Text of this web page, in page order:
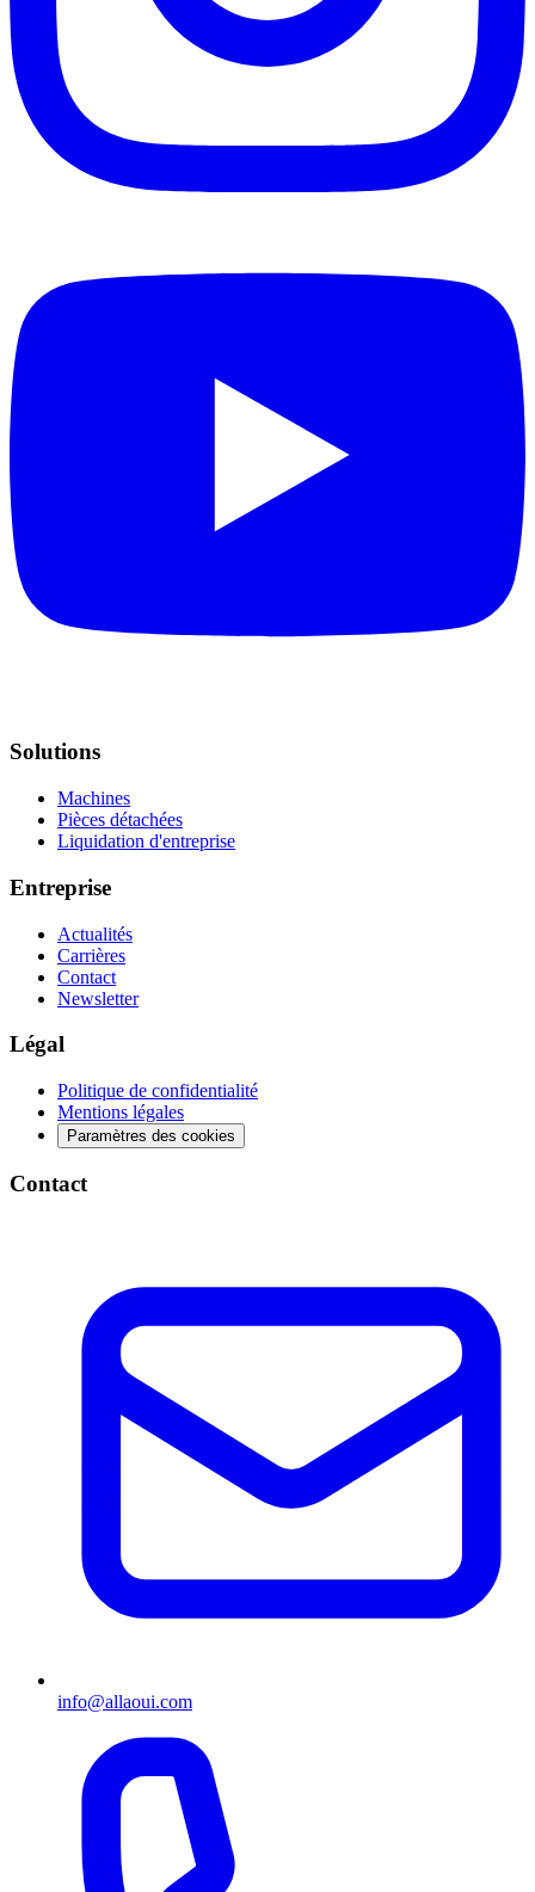
Solutions
Machines
Pièces détachées
Liquidation d'entreprise
Entreprise
Actualités
Carrières
Contact
Newsletter
Légal
Politique de confidentialité
Mentions légales
Paramètres des cookies
Contact
info@allaoui.com